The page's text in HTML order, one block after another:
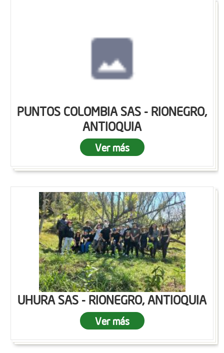
PUNTOS COLOMBIA SAS - RIONEGRO,
ANTIOQUIA
Ver más
UHURA SAS - RIONEGRO, ANTIOQUIA
Ver más